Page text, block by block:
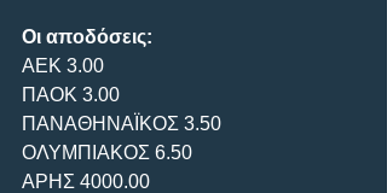
Οι αποδόσεις:
ΑΕΚ 3.00
ΠΑΟΚ 3.00
ΠΑΝΑΘΗΝΑΪΚΟΣ 3.50
ΟΛΥΜΠΙΑΚΟΣ 6.50
ΑΡΗΣ 4000.00